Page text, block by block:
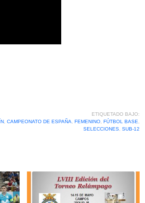
ETIQUETADO BAJO:
, CAMPEONATO DE ESPAÑA FEMENINO, FÚTBOL BASE
SELECCIONES, SUB-12